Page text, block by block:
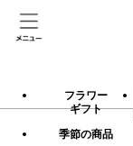
フラワー
ギフト
季節の商品